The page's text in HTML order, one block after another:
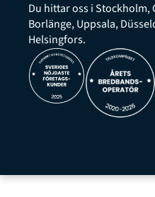
Du hittar oss i Stockholm,
Borlänge, Uppsala,
Helsingfors.